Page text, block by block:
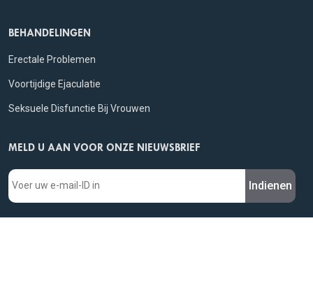
BEHANDELINGEN
Erectale Problemen
Voortijdige Ejaculatie
Seksuele Disfunctie Bij Vrouwen
MELD U AAN VOOR ONZE NIEUWSBRIEF
Indienen